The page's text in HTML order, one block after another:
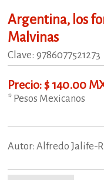
Argentina, los
Malvinas
Clave: 9786077521273
Precio: $ 140.00
* Pesos Mexicanos
Autor: Alfredo Jalife-